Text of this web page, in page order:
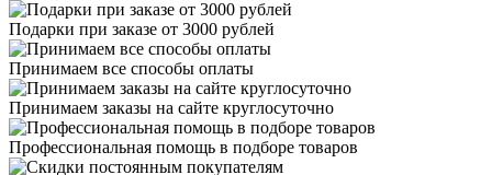
Подарки при заказе от 3000 рублей
Принимаем все способы оплаты
Принимаем заказы на сайте круглосуточно
Профессиональная помощь в подборе товаров